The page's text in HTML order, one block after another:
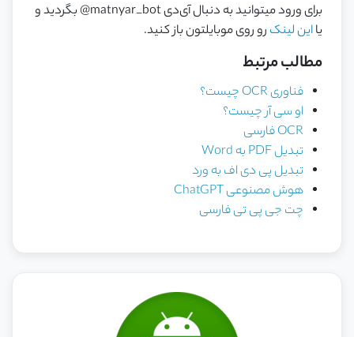
برای ورود میتوانید به دنبال آی‌دی@matnyar_botبگردید و
یااین لینک رو روی موبایلتون باز کنید.
مطالب مرتبط
فناوری OCR چیست؟
او سی آر چیست؟
OCR فارسی
تبدیل PDF به Word
تبدیل پی دی اف به ورد
هوش مصنوعی ChatGPT
چت جی پی تی فارسی